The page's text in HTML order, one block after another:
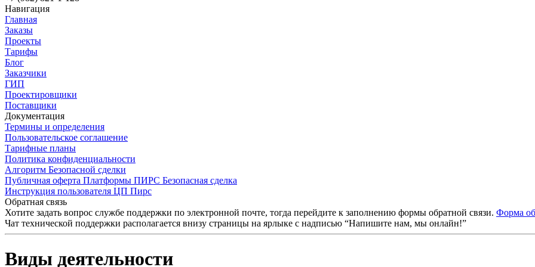
Навигация
Главная
Заказы
Проекты
Тарифы
Блог
Заказчики
ГИП
Проектировщики
Поставщики
Документация
Термины и определения
Пользовательское соглашение
Тарифные планы
Политика конфиденциальности
Алгоритм Безопасной сделки
Публичная оферта Платформы ПИРС Безопасная сделка
Инструкция пользователя ЦП Пирс
Обратная связь
Хотите задать вопрос службе поддержки по электронной почте, тогда перейдите к заполнению формы обратной связи. Форма
Чат технической поддержки располагается внизу страницы на ярлыке с надписью “Напишите нам, мы онлайн!”
Виды деятельности